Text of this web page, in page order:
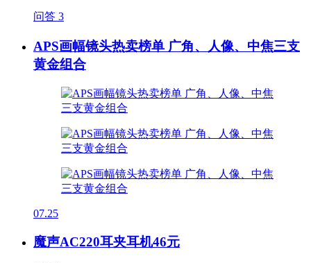
问答 3
APS画幅镜头热卖榜单 广角、人像、中焦三支
黄金组合
07.25
魔声AC220耳夹耳机46元